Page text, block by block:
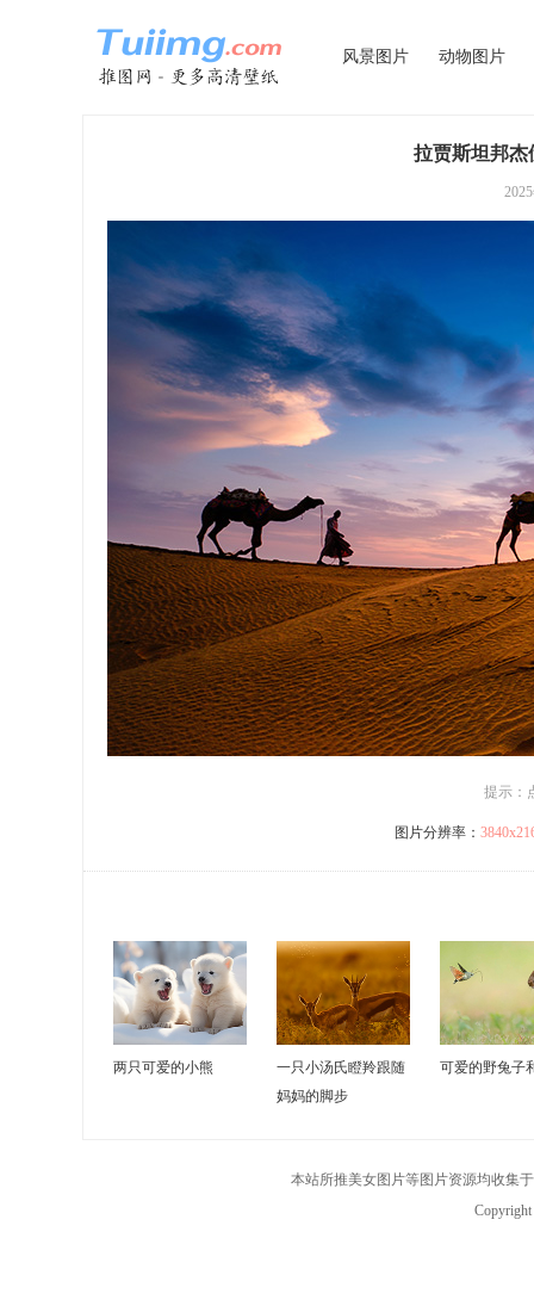
风景图片 动物图片
拉贾斯坦邦杰
提示：
图片分辨率：
两只可爱的小熊
一只小汤氏瞪羚跟随
妈妈的脚步
可爱的野兔子
本站所推美女图片等图片资源均收集